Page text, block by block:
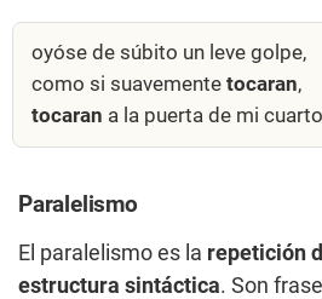
oyóse de súbito un leve golpe,
como si suavemente tocaran,
tocaran a la puerta de mi
Paralelismo
El paralelismo es la repetición
estructura sintáctica. Son